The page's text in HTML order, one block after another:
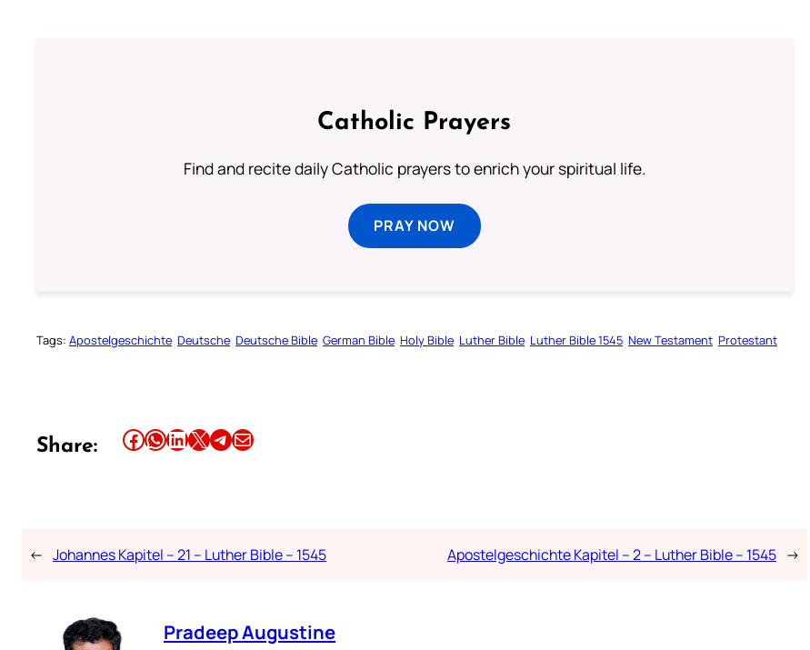
Catholic Prayers
Find and recite daily Catholic prayers to enrich your spiritual life.
PRAY NOW
Tags: Apostelgeschichte Deutsche Deutsche Bible German Bible Holy Bible Luther Bible Luther Bible 1545 New Testament Protestant
Share: Share this article on Facebook Share this article on WhatsApp Share this article on LinkedIn Share this article on X Share this article on TelegramEmail this Article
← Johannes Kapitel – 21 – Luther Bible – 1545 Apostelgeschichte Kapitel – 2 – Luther Bible – 1545 →
Pradeep Augustine